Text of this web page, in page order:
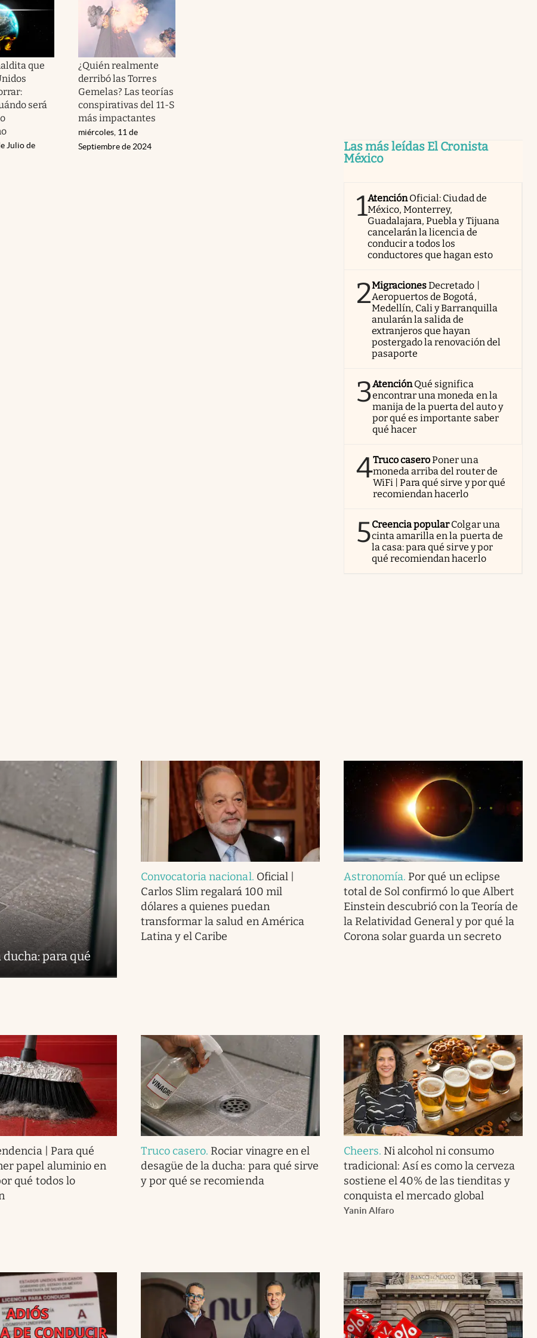
que
será
Julio de
¿Quién realmente
derribó las Torres
Gemelas? Las teorías
conspirativas del 11-S
más impactantes
miércoles, 11 de
Septiembre de 2024
Las más leídas El Cronista
México
1AtenciónOficial: Ciudad de
México, Monterrey,
Guadalajara, Puebla y Tijuana
cancelarán la licencia de
conducir a todos los
conductores que hagan esto
2MigracionesDecretado |
Aeropuertos de Bogotá,
Medellín, Cali y Barranquilla
anularán la salida de
extranjeros que hayan
postergado la renovación del
pasaporte
3AtenciónQué significa
encontrar una moneda en la
manija de la puerta del auto y
por qué es importante saber
qué hacer
4Truco caseroPoner una
moneda arriba del router de
WiFi | Para qué sirve y por qué
recomiendan hacerlo
5Creencia popularColgar una
cinta amarilla en la puerta de
la casa: para qué sirve y por
qué recomiendan hacerlo
para qué
Convocatoria nacional. Oficial |
Carlos Slim regalará 100 mil
dólares a quienes puedan
transformar la salud en América
Latina y el Caribe
Astronomía. Por qué un eclipse
total de Sol confirmó lo que Albert
Einstein descubrió con la Teoría de
la Relatividad General y por qué la
Corona solar guarda un secreto
| Para qué
papel aluminio en
qué todos lo
Truco casero. Rociar vinagre en el
desagüe de la ducha: para qué sirve
y por qué se recomienda
Cheers. Ni alcohol ni consumo
tradicional: Así es como la cerveza
sostiene el 40% de las tienditas y
conquista el mercado global
Yanin Alfaro